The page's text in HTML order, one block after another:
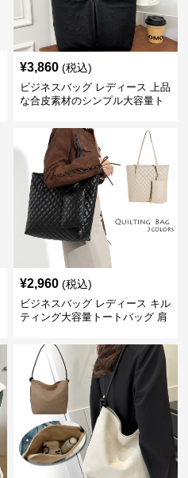
¥3,860 (税込)
ビジネスバッグ レディース 上品
な合皮素材のシンプル大容量ト
¥2,960 (税込)
ビジネスバッグ レディース キル
ティング大容量トートバッグ 肩